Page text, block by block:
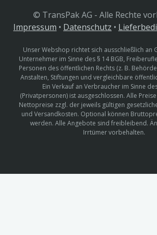
© TransPak AG - Alle Rechte
Impressum • Datenschutz •
Unser Webshop richtet sich ausschließlich an
Unternehmer im Sinne des § 14 BGB,
Personen des öffentlichen Rechts (z. B.
Anstalten, Stiftungen und vergleichbare
Ein Verkauf an Verbraucher im Sinne
(Privatpersonen) ist ausgeschlossen. Alle
Nettopreise zzgl. der jeweils gültigen
und Versandkosten. Optional können
werden. Alle Angebote sind freibleibend.
Irrtümer vorbehalten.